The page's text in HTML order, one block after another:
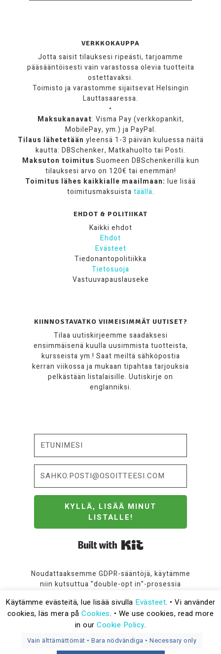
VERKKOKAUPPA
Jotta saisit tilauksesi ripeästi, tarjoamme
pääsääntöisesti vain varastossa olevia tuotteita
ostettavaksi.
Toimisto ja varastomme sijaitsevat Helsingin
Lauttasaaressa.
•
Maksukanavat: Visma Pay (verkkopankit,
MobilePay, ym.) ja PayPal.
Tilaus lähetetään yleensä 1-3 päivän kuluessa näitä
kautta: DBSchenker, Matkahuolto tai Posti.
Maksuton toimitus Suomeen DBSchenkerillä kun
tilauksesi arvo on 120€ tai enemmän!
Toimitus lähes kaikkialle maailmaan: lue lisää
toimitusmaksuista täällä.
EHDOT & POLITIIKAT
Kaikki ehdot
Ehdot
Evästeet
Tiedonantopolitiikka
Tietosuoja
Vastuuvapauslauseke
KIINNOSTAVATKO VIIMEISIMMÄT UUTISET?
Tilaa uutiskirjeemme saadaksesi
ensimmäisenä kuulla uusimmista tuotteista,
kursseista ym.! Saat meiltä sähköpostia
kerran viikossa ja mukaan tipahtaa tarjouksia
pelkästään listalaisille. Uutiskirje on
englanniksi.
KYLLÄ, LISÄÄ MINUT
LISTALLE!
Noudattaaksemme GDPR-sääntöjä, käytämme
niin kutsuttua ”double-opt in”-prosessia
kaipaat lisätietoja.
Käytämme evästeitä, lue lisää sivulla Evästeet. • Vi använder
cookies, läs mera påCookies. • We use cookies, read more
in ourCookie Policy.
Vain älttämättömät • Bara nödvändiga • Necessary only